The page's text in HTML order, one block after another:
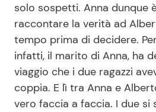
solo sospetti. Anna dunque
raccontare la verità ad
tempo prima di decidere.
infatti, il marito di Anna, ha
viaggio che i due ragazzi
coppia. E lì tra Anna e
vero faccia a faccia. I due